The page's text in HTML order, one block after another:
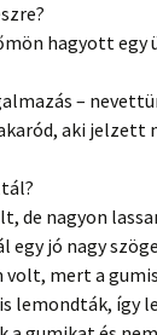
hagyott egy
–
aki jelzett
de nagyon
egy jó nagy
volt, mert a
lemondták, így